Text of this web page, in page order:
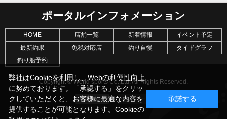
ポータルインフォメーション
HOME 店舗一覧 新着情報
イベント予定
最新釣果
免税対応店 釣り自慢
タイドグラフ
釣り船予約
Copyright © World sports Co.,Ltd. All Rights Reserved.
弊社はCookieを利用し、Webの利便性向上
に努めております。「承認する」をクリッ
クしていただくと、お客様に最適な内容を
提供することが可能となります。Cookieの
承諾する